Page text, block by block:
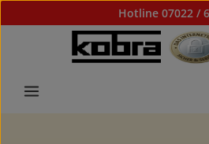
Zum Hauptinhalt springenHotline 07022 /